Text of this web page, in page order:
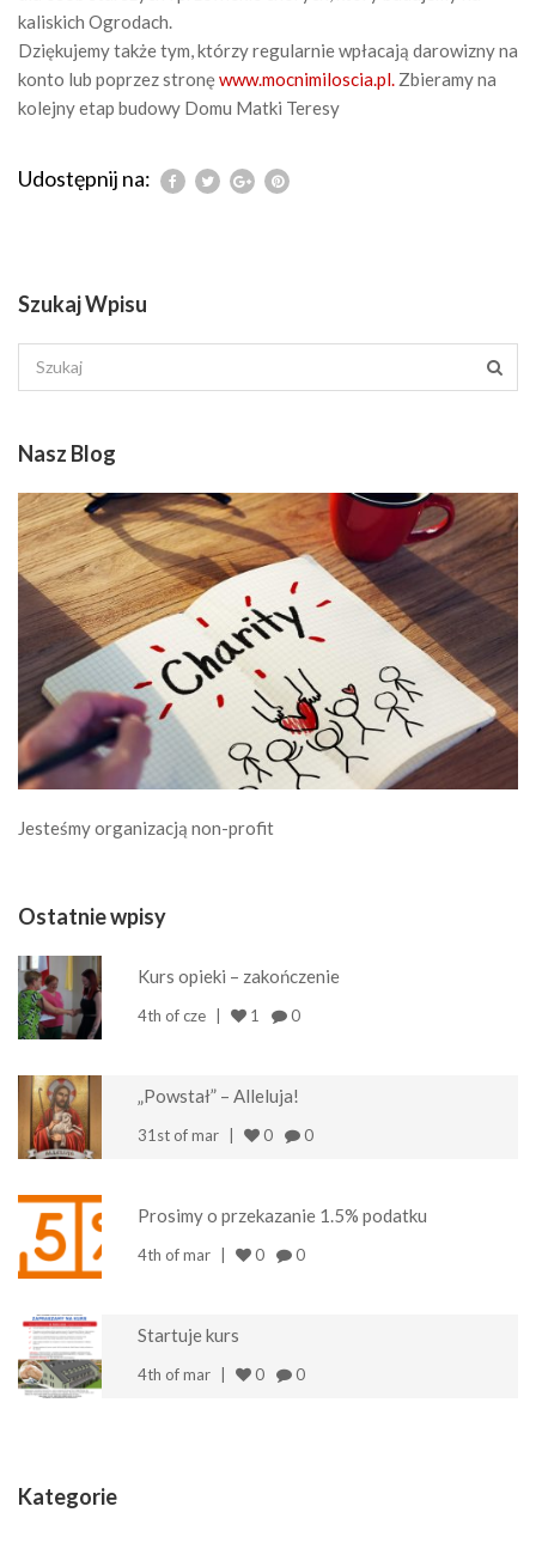
kaliskich Ogrodach.
Dziękujemy także tym, którzy regularnie wpłacają darowizny na
konto lub poprzez stronęwww.mocnimiloscia.pl. Zbieramy na
kolejny etap budowy Domu Matki Teresy
Udostępnij na:
Szukaj Wpisu
Nasz Blog
Jesteśmy organizacją non-profit
Ostatnie wpisy
Kurs opieki – zakończenie
4th of cze 1 0
„Powstał” – Alleluja!
31st of mar 0 0
Prosimy o przekazanie 1.5% podatku
4th of mar 0 0
Startuje kurs
4th of mar 0 0
Kategorie